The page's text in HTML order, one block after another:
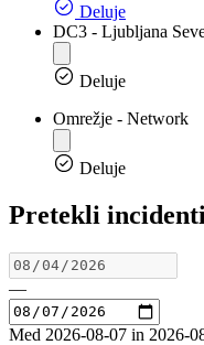
Deluje
DC3 - Ljubljana
Deluje
Omrežje - Network
Deluje
Pretekli incidenti
—
Med 2026-08-07 in 2026-